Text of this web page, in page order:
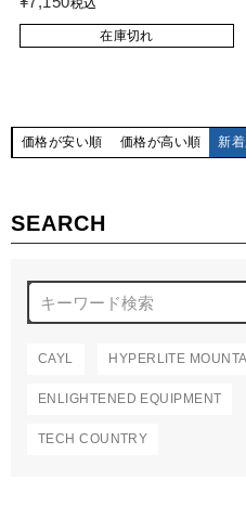
SEARCH
CAYL HYPERLITE
ENLIGHTENED EQUIPMENT
TECH COUNTRY
税込
在庫切れ
価格が安い順 価格が高い順 新